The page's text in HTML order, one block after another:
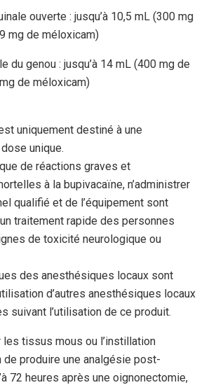
ouverte : jusqu’à 10,5 mL (300 mg
mg de méloxicam)
du genou : jusqu’à 14 mL (400 mg de
de méloxicam)
uniquement destiné à une
unique.
de réactions graves et
à la bupivacaïne, n’administrer
qualifié et de l’équipement sont
traitement rapide des personnes
de toxicité neurologique ou
des anesthésiques locaux sont
d’autres anesthésiques locaux
suivant l’utilisation de ce produit.
tissus mous ou l’instillation
de produire une analgésie post-
72 heures après une oignonectomie,